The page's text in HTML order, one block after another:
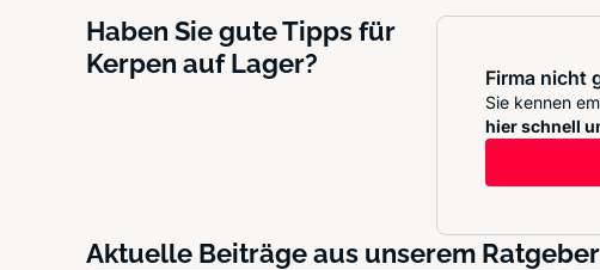
Haben Sie gute Tipps für
Kerpen auf Lager?
Firma nicht
Sie kennen
hier schnell
Aktuelle Beiträge aus unserem